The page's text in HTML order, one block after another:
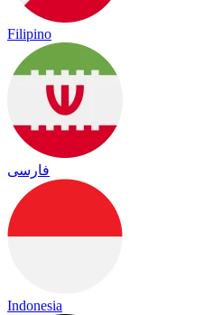
Filipino
فارسی
Indonesia